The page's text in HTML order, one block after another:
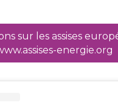
sur les assises
energie.org